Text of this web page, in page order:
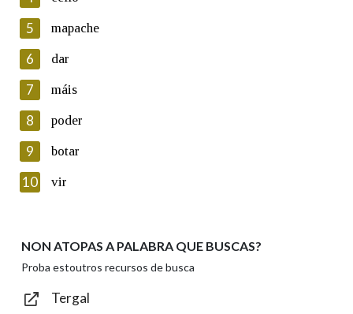
Lin e acepto as condicións da política de
Introduce o código que aparece na imaxe:
Texto de verificación
Enviar
5 mapache
6 dar
7 máis
8 poder
9 botar
10 vir
NON ATOPAS A PALABRA QUE BUSCAS?
Proba estoutros recursos de busca
Tergal